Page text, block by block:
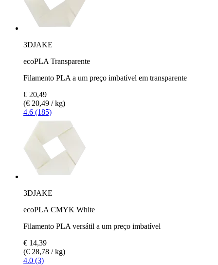
3DJAKE
ecoPLA Transparente
Filamento PLA a um preço imbatível em transparente
€ 20,49
(€ 20,49 / kg)
4.6 (185)
3DJAKE
ecoPLA CMYK White
Filamento PLA versátil a um preço imbatível
€ 14,39
(€ 28,78 / kg)
4.0 (3)